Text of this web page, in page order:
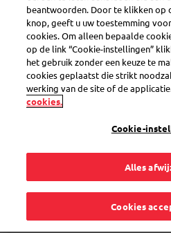
# Beauty, # Health & Beauty
L’Oréal
en verhoogt
consideration met
beantwoorden. Door te klikken op
knop, geeft u uw toestemming
cookies. Om alleen bepaalde
op de link “Cookie-instellingen”
het gebruik zonder een keuze te
cookies geplaatst die strikt
werking van de site of de
cookies.
Cookie-
Alles
Cookies